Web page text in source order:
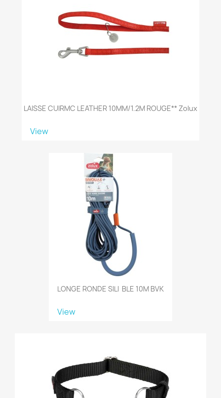
LAISSE CUIRMC LEATHER 10MM/1.2M ROUGE** Zolux
View
LONGE RONDE SILI BLE 10M BVK
View